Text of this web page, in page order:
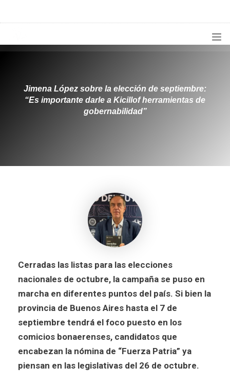
¿QUIÉNES SOMOS?
Jimena López sobre la elección de septiembre:
“Es importante darle a Kicillof herramientas de
gobernabilidad”
Cerradas las listas para las elecciones
nacionales de octubre, la campaña se puso en
marcha en diferentes puntos del país. Si bien la
provincia de Buenos Aires hasta el 7 de
septiembre tendrá el foco puesto en los
comicios bonaerenses, candidatos que
encabezan la nómina de “Fuerza Patria” ya
piensan en las legislativas del 26 de octubre.